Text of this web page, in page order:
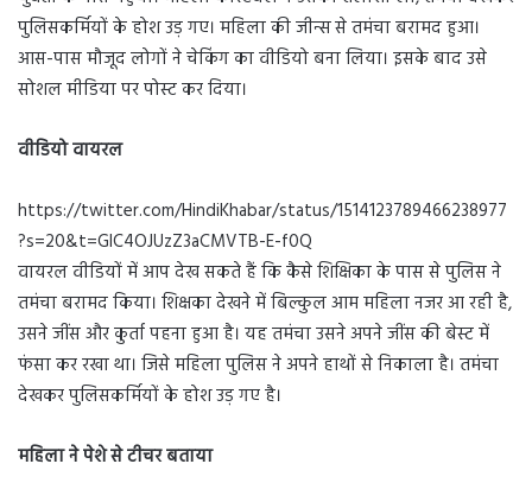
पुलिसकर्मियों के होश उड़ गए। महिला की जीन्स से तमंचा बरामद हुआ।
आस-पास मौजूद लोगों ने चेकिंग का वीडियो बना लिया। इसके बाद उसे
सोशल मीडिया पर पोस्ट कर दिया।
वीडियो वायरल
https://twitter.com/HindiKhabar/status/1514123789466238977
?s=20&t=GlC4OJUzZ3aCMVTB-E-f0Q
वायरल वीडियों में आप देख सकते हैं कि कैसे शिक्षिका के पास से पुलिस ने
तमंचा बरामद किया। शिक्षका देखने में बिल्कुल आम महिला नजर आ रही है,
उसने जींस और कुर्ता पहना हुआ है। यह तमंचा उसने अपने जींस की बेस्ट में
फंसा कर रखा था। जिसे महिला पुलिस ने अपने हाथों से निकाला है। तमंचा
देखकर पुलिसकर्मियों के होश उड़ गए है।
महिला ने पेशे से टीचर बताया